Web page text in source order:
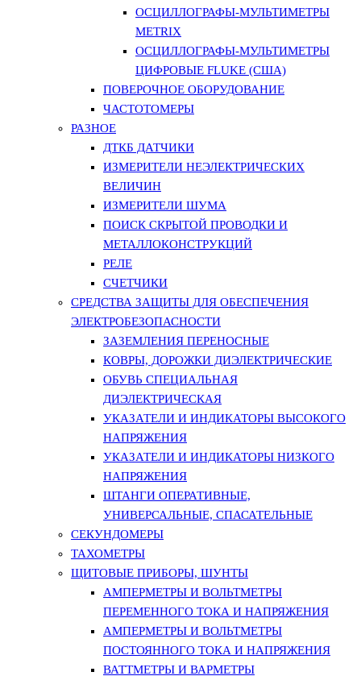
ОСЦИЛЛОГРАФЫ-МУЛЬТИМЕТРЫ
METRIX
ОСЦИЛЛОГРАФЫ-МУЛЬТИМЕТРЫ
ЦИФРОВЫЕ FLUKE (США)
ПОВЕРОЧНОЕ ОБОРУДОВАНИЕ
ЧАСТОТОМЕРЫ
РАЗНОЕ
ДТКБ ДАТЧИКИ
ИЗМЕРИТЕЛИ НЕЭЛЕКТРИЧЕСКИХ
ВЕЛИЧИН
ИЗМЕРИТЕЛИ ШУМА
ПОИСК СКРЫТОЙ ПРОВОДКИ И
МЕТАЛЛОКОНСТРУКЦИЙ
РЕЛЕ
СЧЕТЧИКИ
СРЕДСТВА ЗАЩИТЫ ДЛЯ ОБЕСПЕЧЕНИЯ
ЭЛЕКТРОБЕЗОПАСНОСТИ
ЗАЗЕМЛЕНИЯ ПЕРЕНОСНЫЕ
КОВРЫ, ДОРОЖКИ ДИЭЛЕКТРИЧЕСКИЕ
ОБУВЬ СПЕЦИАЛЬНАЯ
ДИЭЛЕКТРИЧЕСКАЯ
УКАЗАТЕЛИ И ИНДИКАТОРЫ ВЫСОКОГО
НАПРЯЖЕНИЯ
УКАЗАТЕЛИ И ИНДИКАТОРЫ НИЗКОГО
НАПРЯЖЕНИЯ
ШТАНГИ ОПЕРАТИВНЫЕ,
УНИВЕРСАЛЬНЫЕ, СПАСАТЕЛЬНЫЕ
СЕКУНДОМЕРЫ
ТАХОМЕТРЫ
ЩИТОВЫЕ ПРИБОРЫ, ШУНТЫ
АМПЕРМЕТРЫ И ВОЛЬТМЕТРЫ
ПЕРЕМЕННОГО ТОКА И НАПРЯЖЕНИЯ
АМПЕРМЕТРЫ И ВОЛЬТМЕТРЫ
ПОСТОЯННОГО ТОКА И НАПРЯЖЕНИЯ
ВАТТМЕТРЫ И ВАРМЕТРЫ